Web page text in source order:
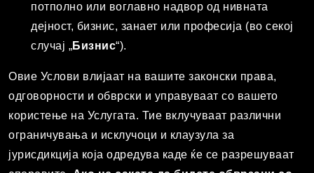
потполно или воглавно надвор од нивната
дејност, бизнис, занает или професија (во секој
случај „Бизнис“).
Овие Услови влијаат на вашите законски права,
одговорности и обврски и управуваат со вашето
користење на Услугата. Тие вклучуваат различни
ограничувања и исклучоци и клаузула за
јурисдикција која одредува каде ќе се разрешуваат